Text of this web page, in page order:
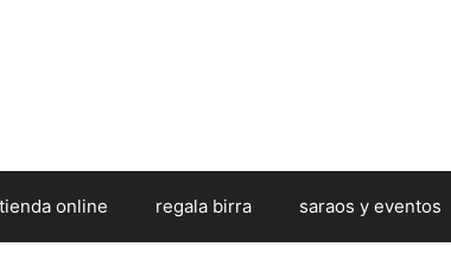
tienda online regala birra saraos y eventos